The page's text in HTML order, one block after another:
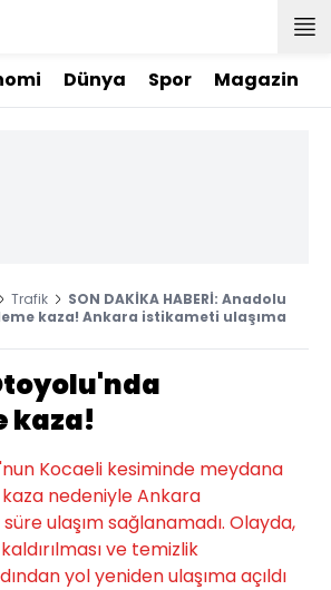
Dünya Spor Magazin
Trafik
SON DAKİKA HABERİ: Anadolu
kaza! Ankara istikameti ulaşıma
kaza!
Kocaeli kesiminde meydana
nedeniyle Ankara
ulaşım sağlanamadı. Olayda,
ve temizlik
yol yeniden ulaşıma açıldı